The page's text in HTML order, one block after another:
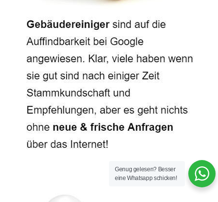
Genug gelesen? Besser
eine Whatsapp schicken!